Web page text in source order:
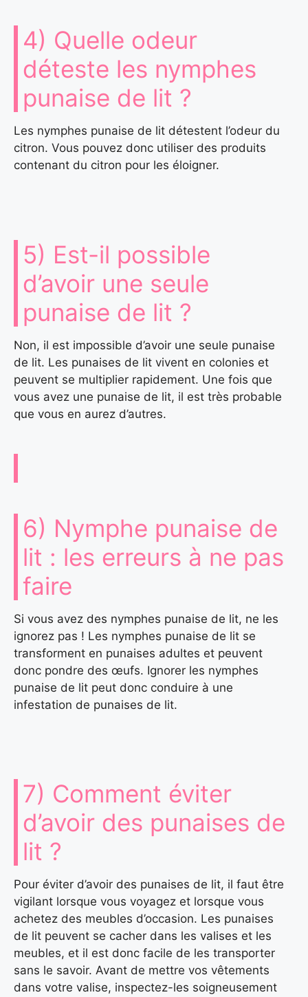
4) Quelle odeur
déteste les nymphes
punaise de lit ?
Les nymphes punaise de lit détestent l’odeur du
citron. Vous pouvez donc utiliser des produits
contenant du citron pour les éloigner.
5) Est-il possible
d’avoir une seule
punaise de lit ?
Non, il est impossible d’avoir une seule punaise
de lit. Les punaises de lit vivent en colonies et
peuvent se multiplier rapidement. Une fois que
vous avez une punaise de lit, il est très probable
que vous en aurez d’autres.
6) Nymphe punaise de
lit : les erreurs à ne pas
faire
Si vous avez des nymphes punaise de lit, ne les
ignorez pas ! Les nymphes punaise de lit se
transforment en punaises adultes et peuvent
donc pondre des œufs. Ignorer les nymphes
punaise de lit peut donc conduire à une
infestation de punaises de lit.
7) Comment éviter
d’avoir des punaises de
lit ?
Pour éviter d’avoir des punaises de lit, il faut être
vigilant lorsque vous voyagez et lorsque vous
achetez des meubles d’occasion. Les punaises
de lit peuvent se cacher dans les valises et les
meubles, et il est donc facile de les transporter
sans le savoir. Avant de mettre vos vêtements
dans votre valise, inspectez-les soigneusement